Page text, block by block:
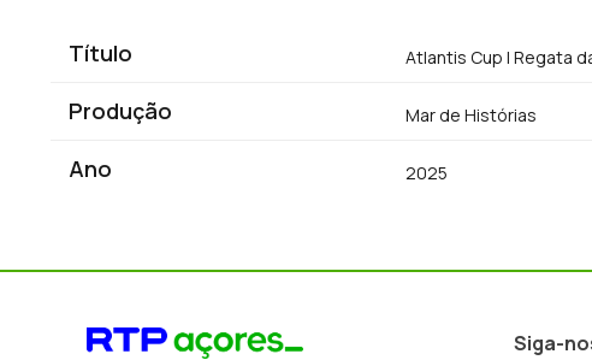
Título Atlantis Cup | Regata
Produção Mar de Histórias
Ano 2025
Siga-